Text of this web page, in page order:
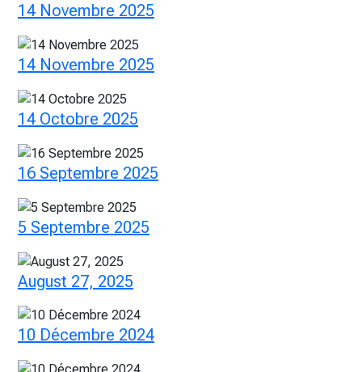
14 Novembre 2025
14 Novembre 2025
14 Octobre 2025
16 Septembre 2025
5 Septembre 2025
August 27, 2025
10 Décembre 2024